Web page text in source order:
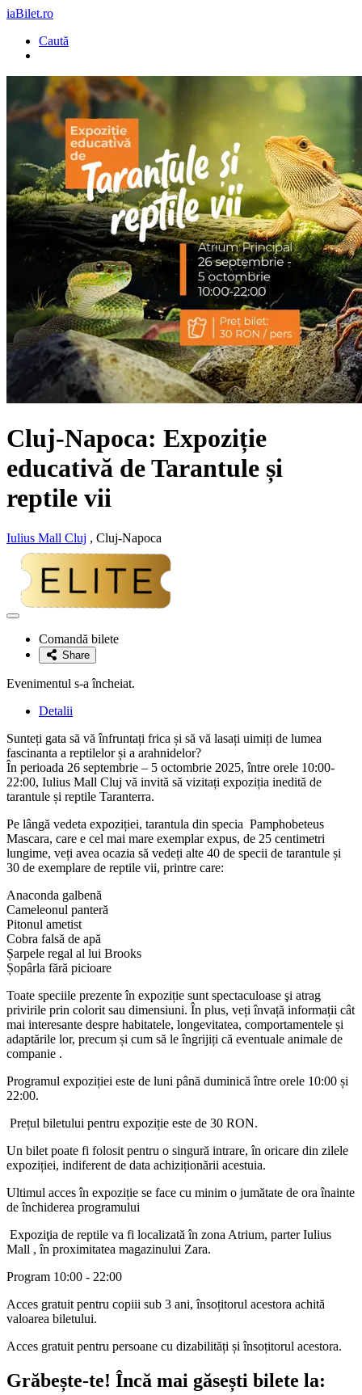
iaBilet.ro
Caută
Cluj-Napoca: Expoziție
educativă de Tarantule și
reptile vii
Iulius Mall Cluj , Cluj-Napoca
Adaugă
favoriteComandă bilete
Share
Evenimentul s-a încheiat.
Detalii
Sunteți gata să vă înfruntați frica și să vă lasați uimiți de lumea
fascinanta a reptilelor și a arahnidelor?
În perioada 26 septembrie – 5 octombrie 2025, între orele 10:00-
22:00, Iulius Mall Cluj vă invită să vizitați expoziția inedită de
tarantule și reptile Taranterra.
Pe lângă vedeta expoziției, tarantula din specia Pamphobeteus
Mascara, care e cel mai mare exemplar expus, de 25 centimetri
lungime, veți avea ocazia să vedeți alte 40 de specii de tarantule și
30 de exemplare de reptile vii, printre care:
Anaconda galbenă
Cameleonul panteră
Pitonul ametist
Cobra falsă de apă
Șarpele regal al lui Brooks
Șopârla fără picioare
Toate speciile prezente în expoziție sunt spectaculoase şi atrag
privirile prin colorit sau dimensiuni. În plus, veți învață informații cât
mai interesante despre habitatele, longevitatea, comportamentele și
adaptările lor, precum și cum să le îngrijiți că eventuale animale de
companie .
Programul expoziției este de luni până duminică între orele 10:00 și
22:00.
Prețul biletului pentru expoziție este de 30 RON.
Un bilet poate fi folosit pentru o singură intrare, în oricare din zilele
expoziției, indiferent de data achiziționării acestuia.
Ultimul acces în expoziție se face cu minim o jumătate de ora înainte
de închiderea programului
Expoziţia de reptile va fi localizată în zona Atrium, parter Iulius
Mall , în proximitatea magazinului Zara.
Program 10:00 - 22:00
Acces gratuit pentru copiii sub 3 ani, însoțitorul acestora achită
valoarea biletului.
Acces gratuit pentru persoane cu dizabilități și însoțitorul acestora.
Grăbește-te! Încă mai găsești bilete la: